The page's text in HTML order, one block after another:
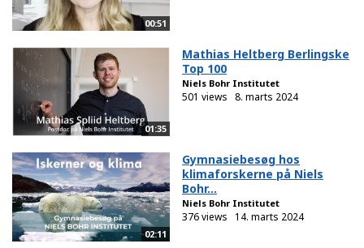
00:51
01:35
Mathias Heltberg Berlingske
Top 100
Niels Bohr Institutet
501 views 8. marts 2024
02:11
Gymnasiebesøg hos
klimaforskerne på Niels
Bohr...
Niels Bohr Institutet
376 views 14. marts 2024